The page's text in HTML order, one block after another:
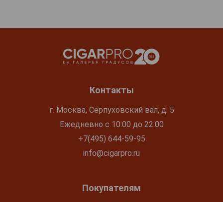
Контакты
г. Москва, Серпуховский вал, д. 5
Ежедневно с 10:00 до 22:00
+7(495) 644-59-95
info@cigarpro.ru
Покупателям